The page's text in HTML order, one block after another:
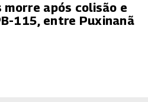
morre após colisão e
115, entre Puxinanã